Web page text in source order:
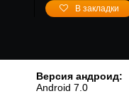
В закладки
Версия андроид:
Android 7.0